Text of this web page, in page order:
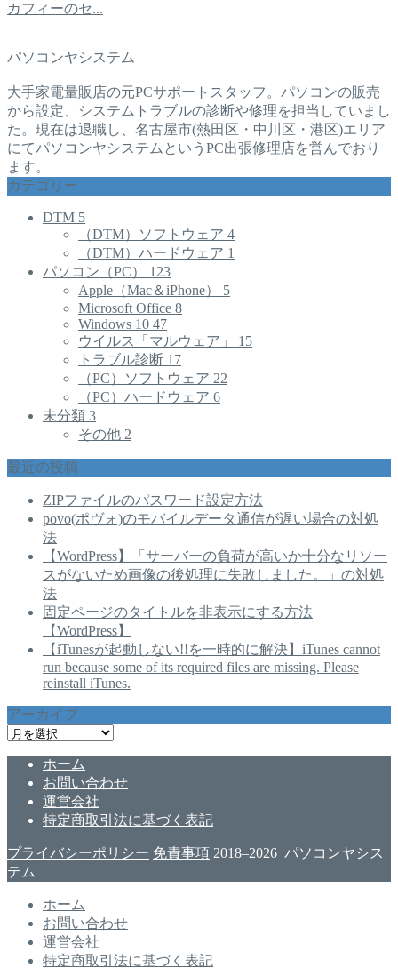
カフィーのセ...
パソコンヤシステム
大手家電量販店の元PCサポートスタッフ。パソコンの販売
から設定、システムトラブルの診断や修理を担当していまし
た。現在は退職し、名古屋市(熱田区・中川区・港区)エリア
にてパソコンヤシステムというPC出張修理店を営んでおり
ます。
カテゴリー
DTM 5
（DTM）ソフトウェア 4
（DTM）ハードウェア 1
パソコン（PC） 123
Apple（Mac＆iPhone） 5
Microsoft Office 8
Windows 10 47
ウイルス「マルウェア」 15
トラブル診断 17
（PC）ソフトウェア 22
（PC）ハードウェア 6
未分類 3
その他 2
最近の投稿
ZIPファイルのパスワード設定方法
povo(ポヴォ)のモバイルデータ通信が遅い場合の対処
法
【WordPress】「サーバーの負荷が高いか十分なリソー
スがないため画像の後処理に失敗しました。」の対処
法
固定ページのタイトルを非表示にする方法
【WordPress】
【iTunesが起動しない!!を一時的に解決】iTunes cannot
run because some of its required files are missing. Please
reinstall iTunes.
アーカイブ
ア
ホーム
お問い合わせ
運営会社
特定商取引法に基づく表記
プライバシーポリシー 免責事項 2018–2026 パソコンヤシス
テム
ホーム
お問い合わせ
運営会社
特定商取引法に基づく表記